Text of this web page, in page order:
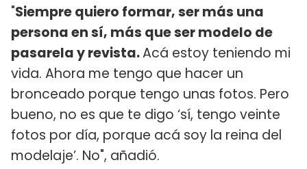
"Siempre quiero formar, ser más una
persona en sí, más que ser modelo de
pasarela y revista.Acá estoy teniendo mi
vida. Ahora me tengo que hacer un
bronceado porque tengo unas fotos. Pero
bueno, no es que te digo ‘sí, tengo veinte
fotos por día, porque acá soy la reina del
modelaje’. No", añadió.